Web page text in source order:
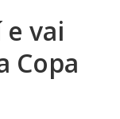
vai
Copa